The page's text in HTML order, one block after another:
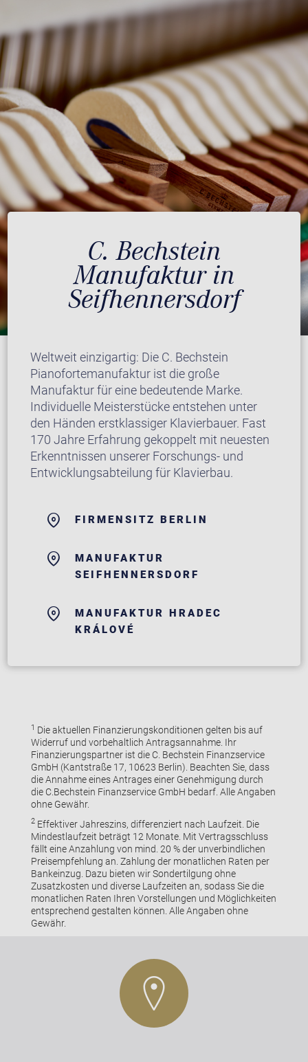
C. Bechstein
Manufaktur in
Seifhennersdorf
Weltweit einzigartig: Die C. Bechstein
Pianofortemanufaktur ist die große
Manufaktur für eine bedeutende Marke.
Individuelle Meisterstücke entstehen unter
den Händen erstklassiger Klavierbauer. Fast
170 Jahre Erfahrung gekoppelt mit neuesten
Erkenntnissen unserer Forschungs- und
Entwicklungsabteilung für Klavierbau.
FIRMENSITZ BERLIN
MANUFAKTUR
SEIFHENNERSDORF
MANUFAKTUR HRADEC
KRÁLOVÉ
1 Die aktuellen Finanzierungskonditionen gelten bis auf
Widerruf und vorbehaltlich Antragsannahme. Ihr
Finanzierungspartner ist die C. Bechstein Finanzservice
GmbH (Kantstraße 17, 10623 Berlin). Beachten Sie, dass
die Annahme eines Antrages einer Genehmigung durch
die C.Bechstein Finanzservice GmbH bedarf. Alle Angaben
ohne Gewähr.
2Effektiver Jahreszins, differenziert nach Laufzeit. Die
Mindestlaufzeit beträgt 12 Monate. Mit Vertragsschluss
fällt eine Anzahlung von mind. 20 % der unverbindlichen
Preisempfehlung an. Zahlung der monatlichen Raten per
Bankeinzug. Dazu bieten wir Sondertilgung ohne
Zusatzkosten und diverse Laufzeiten an, sodass Sie die
monatlichen Raten Ihren Vorstellungen und Möglichkeiten
entsprechend gestalten können. Alle Angaben ohne
Gewähr.